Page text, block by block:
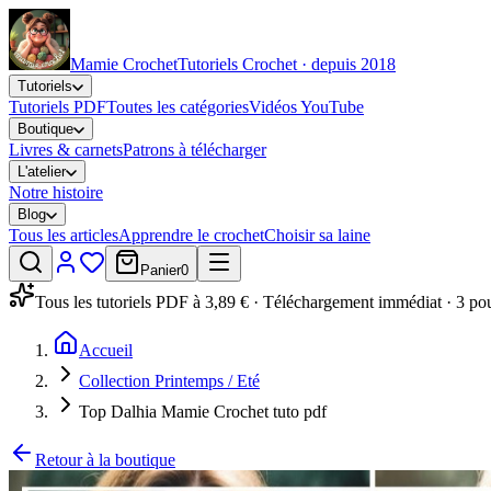
Mamie CrochetTutoriels Crochet · depuis 2018
Tutoriels
Tutoriels PDFToutes les catégoriesVidéos YouTube
Boutique
Livres & carnetsPatrons à télécharger
L'atelier
Notre histoire
Blog
Tous les articlesApprendre le crochetChoisir sa laine
Panier0
Tous les tutoriels PDF à 3,89 € · Téléchargement immédiat · 3
Accueil
Collection Printemps / Eté
Top Dalhia Mamie Crochet tuto pdf
Retour à la boutique